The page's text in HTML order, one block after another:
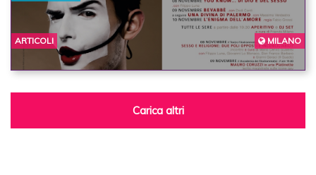
ARTICOLI MILANO
Carica altri